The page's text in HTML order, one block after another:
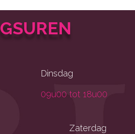
Dinsdag
09u00 tot 18u00
Zaterdag